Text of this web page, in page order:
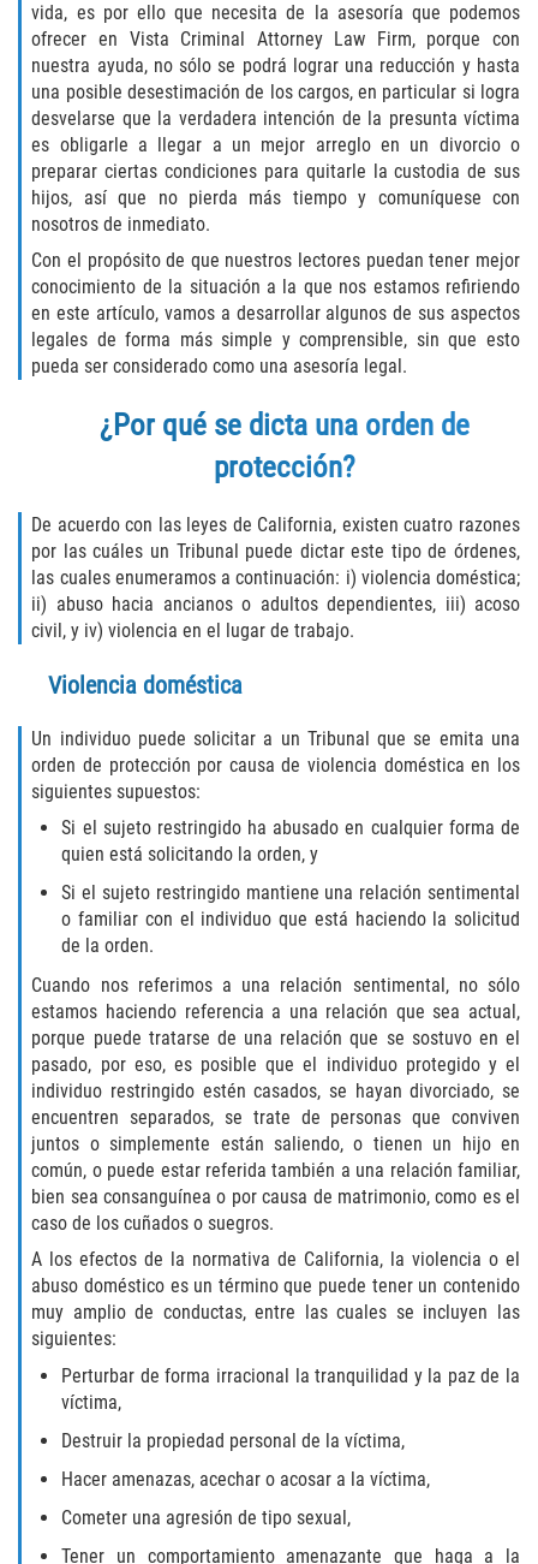
Audiencias de Disposición
Audiencias de Detención
Audiencias de Transferencia
Derechos de los Padres en Casos
Juveniles
Desviación Informal Juvenil
La Ley de los Tres Delitos y Fuera
puede ser Juzgado como Adulto
División de Justicia Juvenil
Libertad Condicional para Menores
Petición Aceptada
Proyecto de Ley del Senado SB 439
Tutela de los Tribunales
Tribunal de Delincuencia Juvenil
Armas Prohibidas en California
Aumento de Sentencias por Armas de
Fuego
Descarga Negligente de un Arma de
Fuego
Portar un Arma de Fuego Cargada
Portar un Arma de Fuego Oculta
Delitos de Conducción
Chocar y Huir
Conducir con una Licencia
Evadir a un Oficial de Policía
Homicidio Vehicular
vida, es por ello que necesita de la asesoría que podemos
ofrecer en Vista Criminal Attorney Law Firm, porque con
nuestra ayuda, no sólo se podrá lograr una reducción y hasta
una posible desestimación de los cargos, en particular si logra
desvelarse que la verdadera intención de la presunta víctima
es obligarle a llegar a un mejor arreglo en un divorcio o
preparar ciertas condiciones para quitarle la custodia de sus
hijos, así que no pierda más tiempo y comuníquese con
nosotros de inmediato.
Con el propósito de que nuestros lectores puedan tener mejor
conocimiento de la situación a la que nos estamos refiriendo
en este artículo, vamos a desarrollar algunos de sus aspectos
legales de forma más simple y comprensible, sin que esto
pueda ser considerado como una asesoría legal.
¿Por qué se dicta una orden de
protección?
De acuerdo con las leyes de California, existen cuatro razones
por las cuáles un Tribunal puede dictar este tipo de órdenes,
las cuales enumeramos a continuación: i) violencia doméstica;
ii) abuso hacia ancianos o adultos dependientes, iii) acoso
civil, y iv) violencia en el lugar de trabajo.
Violencia doméstica
Un individuo puede solicitar a un Tribunal que se emita una
orden de protección por causa de violencia doméstica en los
siguientes supuestos:
Si el sujeto restringido ha abusado en cualquier forma de
quien está solicitando la orden, y
Si el sujeto restringido mantiene una relación sentimental
o familiar con el individuo que está haciendo la solicitud
de la orden.
Cuando nos referimos a una relación sentimental, no sólo
estamos haciendo referencia a una relación que sea actual,
porque puede tratarse de una relación que se sostuvo en el
pasado, por eso, es posible que el individuo protegido y el
individuo restringido estén casados, se hayan divorciado, se
encuentren separados, se trate de personas que conviven
juntos o simplemente están saliendo, o tienen un hijo en
común, o puede estar referida también a una relación familiar,
bien sea consanguínea o por causa de matrimonio, como es el
caso de los cuñados o suegros.
A los efectos de la normativa de California, la violencia o el
abuso doméstico es un término que puede tener un contenido
muy amplio de conductas, entre las cuales se incluyen las
siguientes:
Perturbar de forma irracional la tranquilidad y la paz de la
víctima,
Destruir la propiedad personal de la víctima,
Hacer amenazas, acechar o acosar a la víctima,
Cometer una agresión de tipo sexual,
Tener un comportamiento amenazante que haga a la